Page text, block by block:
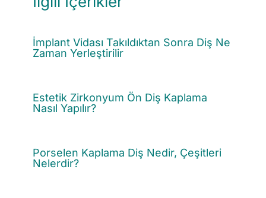
İmplant Vidası Takıldıktan Sonra Diş Ne
Zaman Yerleştirilir
Estetik Zirkonyum Ön Diş Kaplama
Nasıl Yapılır?
Porselen Kaplama Diş Nedir, Çeşitleri
Nelerdir?